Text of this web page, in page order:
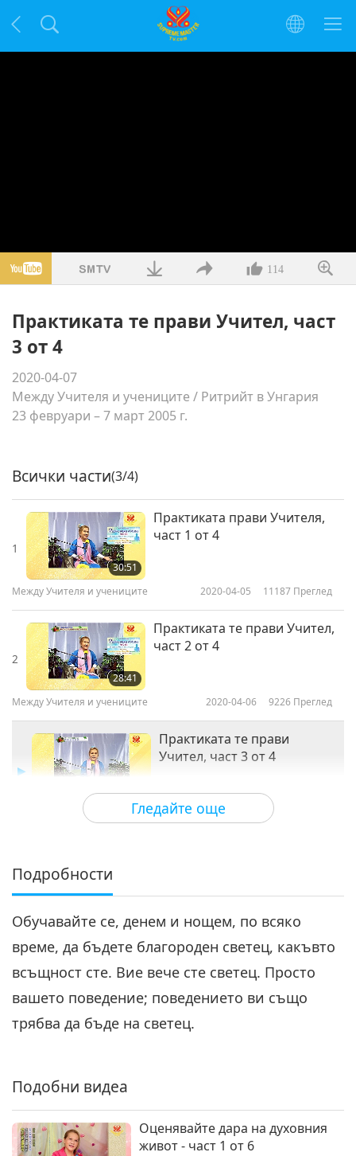
114
Практиката те прави Учител, част
3 от 4
2020-04-07
Между Учителя и учениците / Ритрийт в Унгария
23 февруари – 7 март 2005 г.
Гледайте още
Всички части(3/4)
1
30:51
Практиката прави Учителя,
част 1 от 4
Между Учителя и учениците 2020-04-05 11187 Преглед
2
28:41
Практиката те прави Учител,
част 2 от 4
Между Учителя и учениците 2020-04-06 9226 Преглед
Практиката те прави
Учител, част 3 от 4
Между Учителя и учениците 2020-04-07 8770
4
28:25
Между Учителя и учениците 2020-04-08 8577Преглед
Подробности
Обучавайте се, денем и нощем, по всяко
време, да бъдете благороден светец, какъвто
всъщност сте. Вие вече сте светец. Просто
вашето поведение; поведението ви също
трябва да бъде на светец.
Подобни видеа
Оценявайте дара на духовния
живот - част 1 от 6